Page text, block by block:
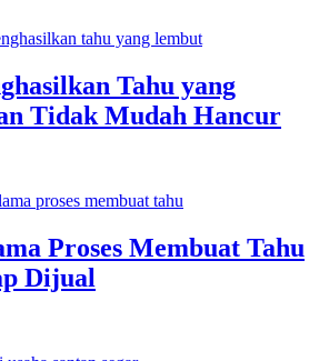
Tahu yang
Tidak Mudah Hancur
Proses Membuat Tahu
Dijual